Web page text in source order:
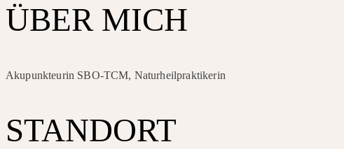
ÜBER MICH
Akupunkteurin SBO-TCM, Naturheilpraktikerin
STANDORT